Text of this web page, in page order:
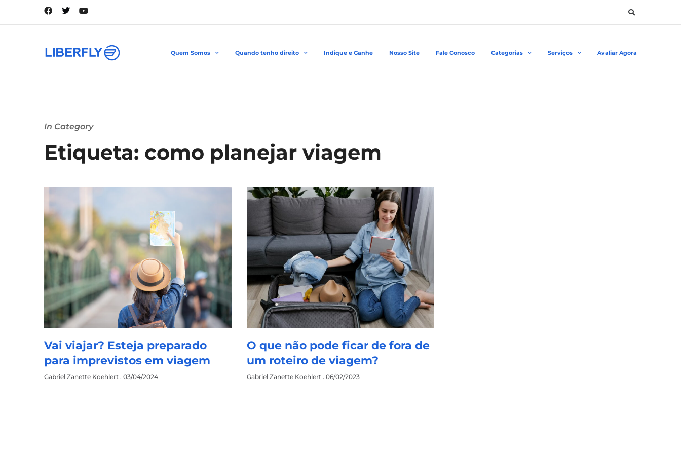
Quem Somos Quando tenho direito Indique e Ganhe Nosso Site Fale Conosco Categorias Serviços Avaliar Agora
In Category
Etiqueta: como planejar viagem
Vai viajar? Esteja preparado
para imprevistos em viagem
Gabriel Zanette Koehlert 03/04/2024
O que não pode ficar de fora de
um roteiro de viagem?
Gabriel Zanette Koehlert 06/02/2023